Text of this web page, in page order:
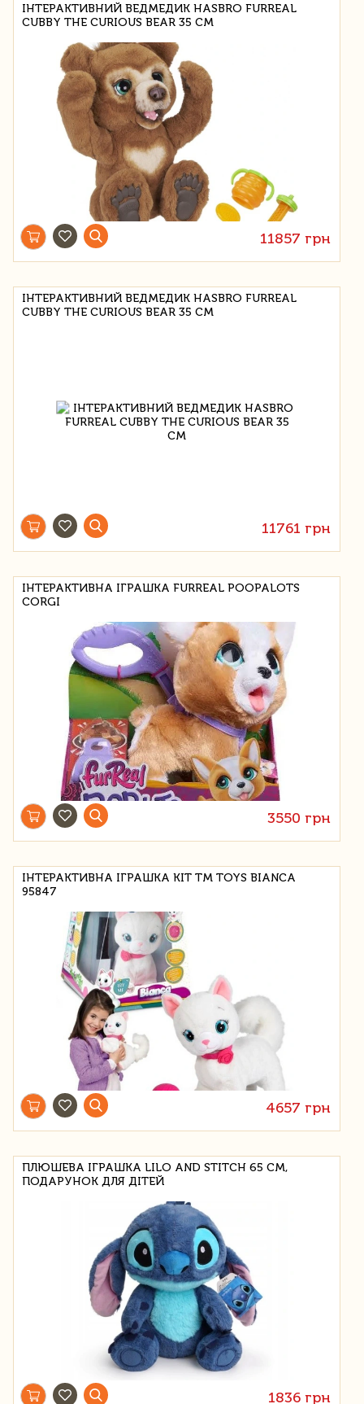
ІНТЕРАКТИВНИЙ ВЕДМЕДИК HASBRO FURREAL
CUBBY THE CURIOUS BEAR 35 СМ
11857 грн
ІНТЕРАКТИВНИЙ ВЕДМЕДИК HASBRO FURREAL
CUBBY THE CURIOUS BEAR 35 СМ
11761 грн
ІНТЕРАКТИВНА ІГРАШКА FURREAL POOPALOTS
CORGI
3550 грн
ІНТЕРАКТИВНА ІГРАШКА КІТ TM TOYS BIANCA
95847
4657 грн
ПЛЮШЕВА ІГРАШКА LILO AND STITCH 65 СМ,
ПОДАРУНОК ДЛЯ ДІТЕЙ
1836 грн